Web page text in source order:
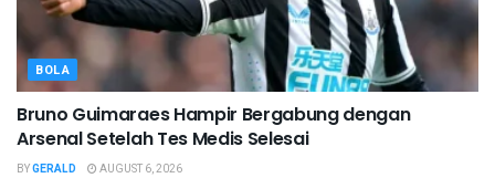
BOLA
Bruno Guimaraes Hampir Bergabung dengan
Arsenal Setelah Tes Medis Selesai
BYGERALD AUGUST 6, 2026